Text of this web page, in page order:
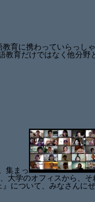
育に携わっていらっし
育だけではなく他分野
集まっ
大学のオフィスから、
について、みなさんに